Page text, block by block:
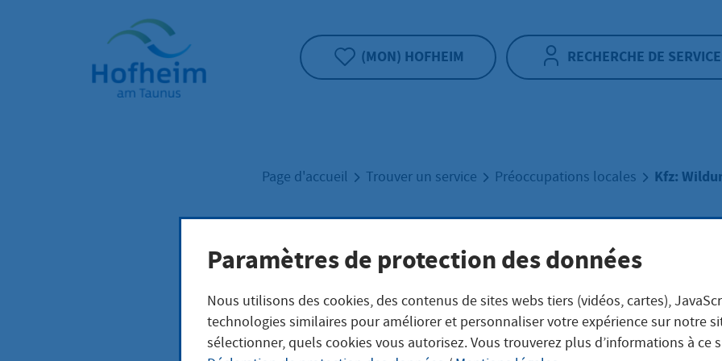
Accueil"
(MON) HOFHEIM RECHERCHE DE
Page d'accueil Trouver un service Préoccupations locales Kfz:
Kfz: Wildunfall
Leistungsbeschreibung
Paramètres de protection des données
Nous utilisons des cookies, des contenus de sites webs tiers (vidéos, cartes),
technologies similaires pour améliorer et personnaliser votre expérience sur notre
sélectionner, quels cookies vous autorisez. Vous trouverez plus d’informations à ce